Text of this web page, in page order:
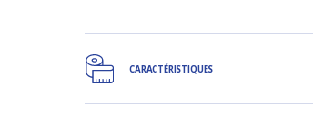
CARACTÉRISTIQUES